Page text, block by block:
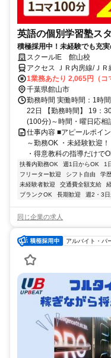
英語の個別学習塾ス
積極採用中！未経験でも充
で小中高生との1対1または1
スクールIE 館山校
アクセス ＪＲ内房線/Ｊ
1業務あたり 2,065円（コ
千葉県館山市
勤務時間 実働時間：1時
22日 【勤務時間】 19：
(100分)～時間・曜日応相
仕事内容 ■アピールポイ
～勤務OK ・未経験歓迎
・得意教科の指導だけで
扶養内勤務OK 週1日からOK 1
フリーター歓迎
シフト自由 学
未経験者歓迎
交通費全額支給
ブランクOK
長期歓迎 週2・3
同じ企業の求人
アルバイト・パ